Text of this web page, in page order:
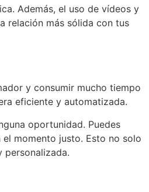
Además, el uso de vídeos y
relación más sólida con tus
y consumir mucho tiempo
eficiente y automatizada.
oportunidad. Puedes
momento justo. Esto no solo
personalizada.